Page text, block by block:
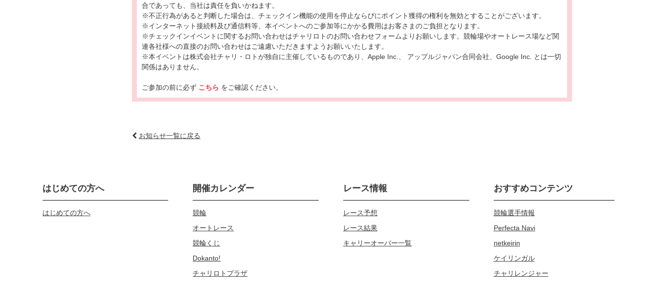
合であっても、当社は責任を負いかねます。
※不正行為があると判断した場合は、チェックイン機能の使用を停止ならびにポイント獲得の権利を無効とすることがございます。
※インターネット接続料及び通信料等、本イベントへのご参加等にかかる費用はお客さまのご負担となります。
※チェックインイベントに関するお問い合わせはチャリロトのお問い合わせフォームよりお願いします。競輪場やオートレース場など関
連各社様への直接のお問い合わせはご遠慮いただきますようお願いいたします。
※本イベントは株式会社チャリ・ロトが独自に主催しているものであり、Apple Inc.、 アップルジャパン合同会社、Google Inc. とは一切
関係はありません。
ご参加の前に必ず こちら をご確認ください。
お知らせ一覧に戻る
はじめての方へ
はじめての方へ
開催カレンダー
競輪
オートレース
競輪くじ
Dokanto!
チャリロトプラザ
レース情報
レース予想
レース結果
キャリーオーバー一覧
おすすめコンテンツ
競輪選手情報
Perfecta Navi
netkeirin
ケイリンガル
チャリレンジャー